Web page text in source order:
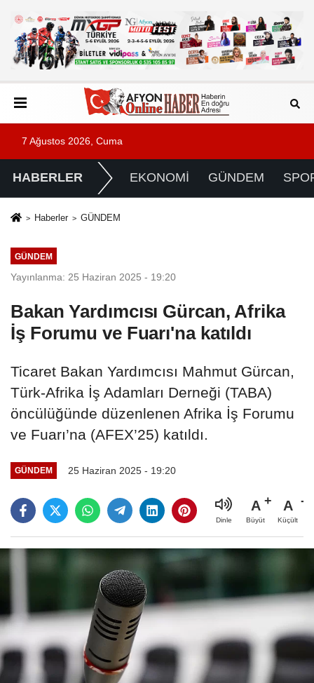
7 Ağustos 2026, Cuma
HABERLER EKONOMİ GÜNDEM
Haberler GÜNDEM
GÜNDEM
Yayınlanma: 25 Haziran 2025 - 19:20
Bakan Yardımcısı Gürcan, Afrika
İş Forumu ve Fuarı'na katıldı
Ticaret Bakan Yardımcısı Mahmut Gürcan,
Türk-Afrika İş Adamları Derneği (TABA)
öncülüğünde düzenlenen Afrika İş Forumu
ve Fuarı’na (AFEX’25) katıldı.
GÜNDEM 25 Haziran 2025 - 19:20
Dinle
A
Büyüt
A
Küçült